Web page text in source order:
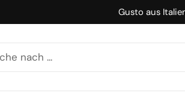
Gusto aus